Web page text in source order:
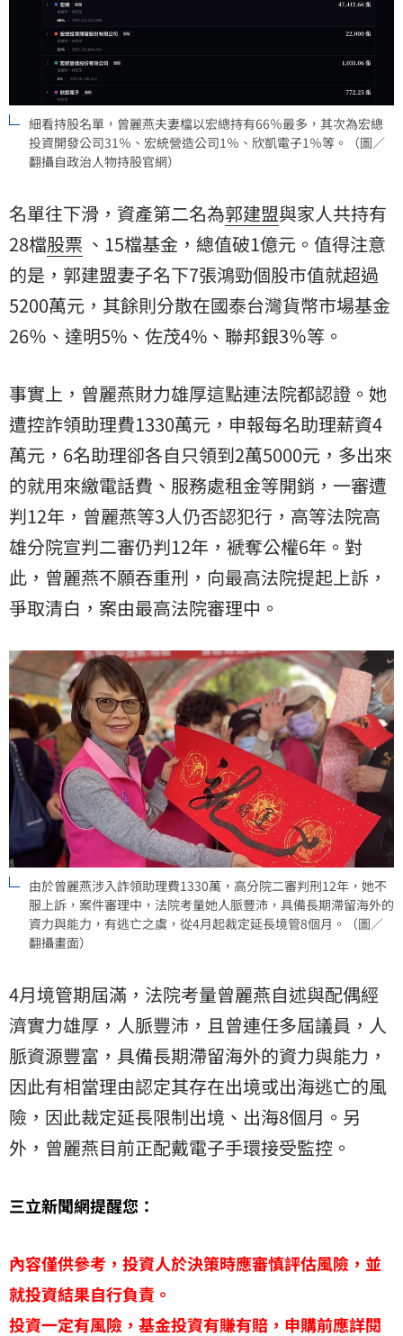
細看持股名單，曾麗燕夫妻檔以宏總持有66％最多，其次為宏總
投資開發公司31％、宏統營造公司1％、欣凱電子1％等。（圖／
翻攝自政治人物持股官網）
名單往下滑，資產第二名為郭建盟與家人共持有
28檔股票 、15檔基金，總值破1億元。值得注意
的是，郭建盟妻子名下7張鴻勁個股市值就超過
5200萬元，其餘則分散在國泰台灣貨幣市場基金
26％、達明5%、佐茂4%、聯邦銀3％等。
事實上，曾麗燕財力雄厚這點連法院都認證。她
遭控詐領助理費1330萬元，申報每名助理薪資4
萬元，6名助理卻各自只領到2萬5000元，多出來
的就用來繳電話費、服務處租金等開銷，一審遭
判12年，曾麗燕等3人仍否認犯行，高等法院高
雄分院宣判二審仍判12年，褫奪公權6年。對
此，曾麗燕不願吞重刑，向最高法院提起上訴，
爭取清白，案由最高法院審理中。
由於曾麗燕涉入詐領助理費1330萬，高分院二審判刑12年，她不
服上訴，案件審理中，法院考量她人脈豐沛，具備長期滯留海外的
資力與能力，有逃亡之虞，從4月起裁定延長境管8個月。（圖／
翻攝畫面）
4月境管期屆滿，法院考量曾麗燕自述與配偶經
濟實力雄厚，人脈豐沛，且曾連任多屆議員，人
脈資源豐富，具備長期滯留海外的資力與能力，
因此有相當理由認定其存在出境或出海逃亡的風
險，因此裁定延長限制出境、出海8個月。另
外，曾麗燕目前正配戴電子手環接受監控。
三立新聞網提醒您：
內容僅供參考，投資人於決策時應審慎評估風險，並
就投資結果自行負責。
投資一定有風險，基金投資有賺有賠，申購前應詳閱